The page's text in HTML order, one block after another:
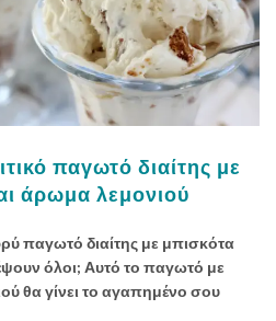
παγωτό διαίτης με
άρωμα λεμονιού
παγωτό διαίτης με μπισκότα
όλοι; Αυτό το παγωτό με
θα γίνει το αγαπημένο σου